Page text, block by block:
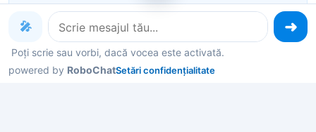
dacă merită, ce avantaje are și ce alternative
similare găsești mai ușor.
Pe scurt: Cadrul nostru de pat modern e făcut să
aducă un strop de stil și confort în dormitorul tău.
🎤
Poți scrie sau vorbi, dacă vocea este activată.
powered by RoboChatSetări confidențialitate